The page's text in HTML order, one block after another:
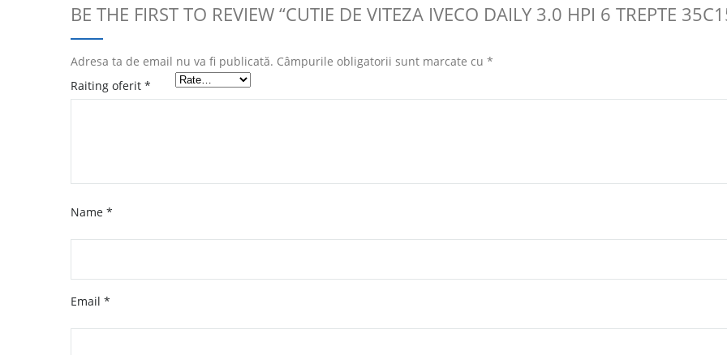
BE THE FIRST TO REVIEW “CUTIE DE VITEZA IVECO DAILY 3.0 HPI 6 TREPTE
Adresa ta de email nu va fi publicată. Câmpurile obligatorii sunt marcate cu *
Raiting oferit *
Name *
Email *